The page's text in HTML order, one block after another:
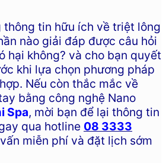
thông tin hữu ích về triệt lông
nào giải đáp được câu hỏi
hại không? và cho bạn quyết
khi lựa chọn phương pháp
Nếu còn thắc mắc về
bằng công nghệ Nano
Spa, mời bạn để lại thông tin
qua hotline 08 3333
miễn phí và đặt lịch sớm